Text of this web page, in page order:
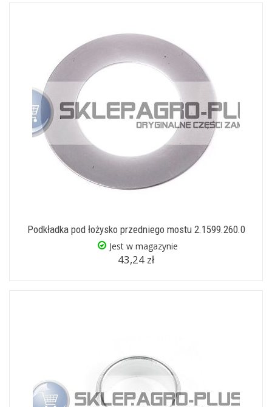
Podkładka pod łożysko przedniego mostu 2.1599.260.0
Jest w magazynie
43,24 zł